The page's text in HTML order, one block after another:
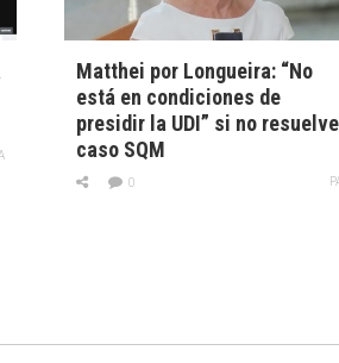
Matthei por Longueira: “No
está en condiciones de
presidir la UDI” si no resuelve
caso SQM
0